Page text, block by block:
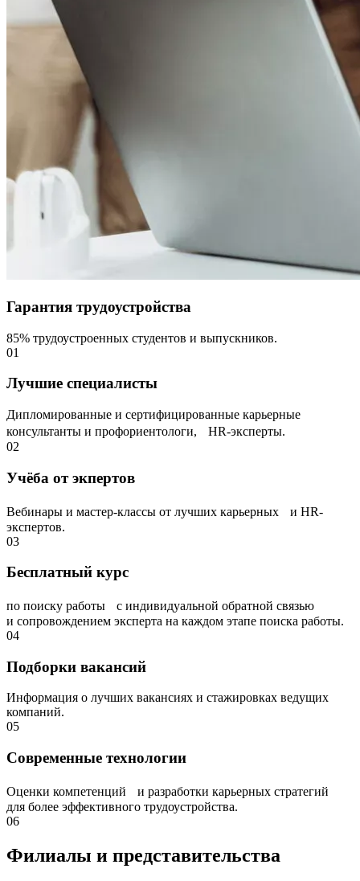
Гарантия трудоустройства
85% трудоустроенных студентов и выпускников.
01
Лучшие специалисты
Дипломированные и сертифицированные карьерные
консультанты и профориентологи, НR-эксперты.
02
Учёба от экпертов
Вебинары и мастер-классы от лучших карьерных и HR-
экспертов.
03
Бесплатный курс
по поиску работы с индивидуальной обратной связью
и сопровождением эксперта на каждом этапе поиска работы.
04
Подборки вакансий
Информация о лучших вакансиях и стажировках ведущих
компаний.
05
Современные технологии
Оценки компетенций и разработки карьерных стратегий
для более эффективного трудоустройства.
06
Филиалы и представи­тельства